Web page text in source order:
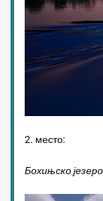
2. место:
Бохињско језеро